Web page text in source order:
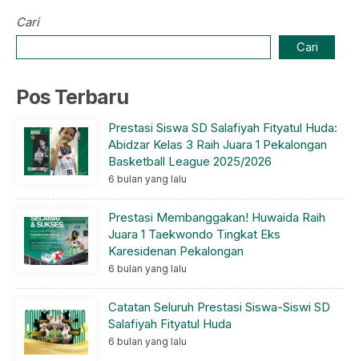
Cari
Cari
Pos Terbaru
Prestasi Siswa SD Salafiyah Fityatul Huda:
Abidzar Kelas 3 Raih Juara 1 Pekalongan
Basketball League 2025/2026
6 bulan yang lalu
Prestasi Membanggakan! Huwaida Raih
Juara 1 Taekwondo Tingkat Eks
Karesidenan Pekalongan
6 bulan yang lalu
Catatan Seluruh Prestasi Siswa-Siswi SD
Salafiyah Fityatul Huda
6 bulan yang lalu